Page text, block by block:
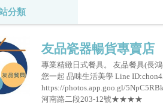
分類
友品瓷器暢貨專賣店
專業精緻日式餐具。 友品餐具(長
您一起 品味生活美學 Line
https://photos.app.goo.gl/
河南路二段203-12號★★★★